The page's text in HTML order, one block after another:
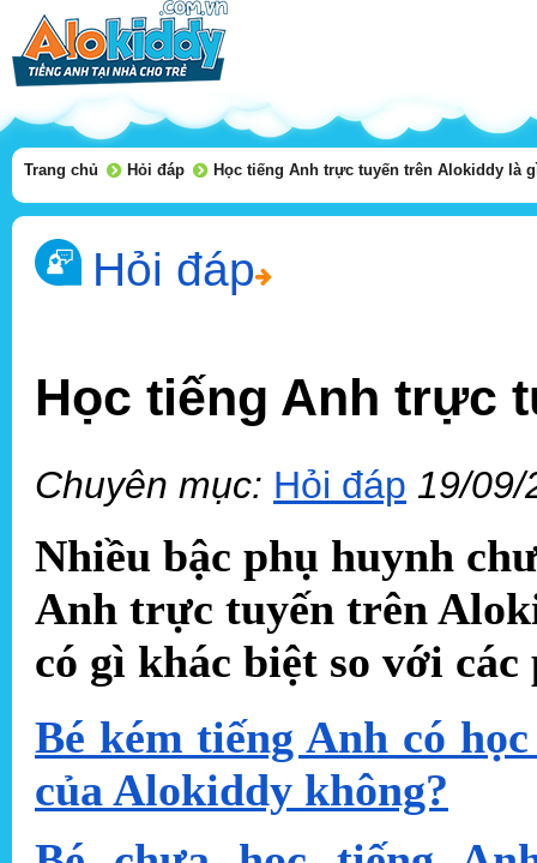
Trang chủ Hỏi đáp Học tiếng Anh trực tuyến trên Alokiddy là
Hỏi đáp
Học tiếng Anh trực
Chuyên mục: Hỏi đáp 19/09/
Nhiều bậc phụ huynh
Anh trực tuyến trên
có gì khác biệt so với
Bé kém tiếng Anh có
của Alokiddy không?